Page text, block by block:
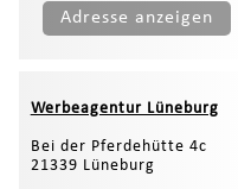
Adresse anzeigen
Werbeagentur Lüneburg
Bei der Pferdehütte 4c
21339 Lüneburg